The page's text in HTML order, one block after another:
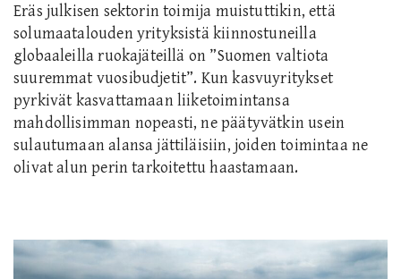
Eräs julkisen sektorin toimija muistuttikin, että
solumaatalouden yrityksistä kiinnostuneilla
globaaleilla ruokajäteillä on ”Suomen valtiota
suuremmat vuosibudjetit”. Kun kasvuyritykset
pyrkivät kasvattamaan liiketoimintansa
mahdollisimman nopeasti, ne päätyvätkin usein
sulautumaan alansa jättiläisiin, joiden toimintaa ne
olivat alun perin tarkoitettu haastamaan.